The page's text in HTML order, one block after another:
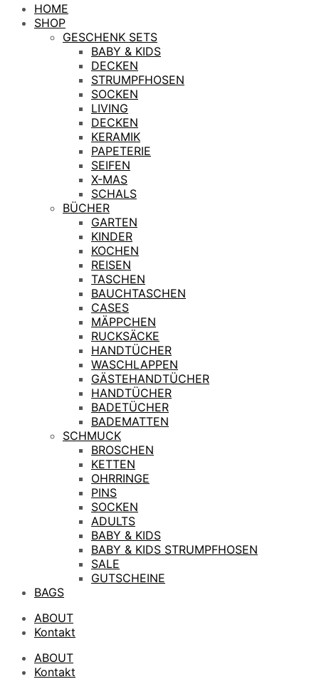
HOME
SHOP
GESCHENK SETS
BABY & KIDS
DECKEN
STRUMPFHOSEN
SOCKEN
LIVING
DECKEN
KERAMIK
PAPETERIE
SEIFEN
X-MAS
SCHALS
BÜCHER
GARTEN
KINDER
KOCHEN
REISEN
TASCHEN
BAUCHTASCHEN
CASES
MÄPPCHEN
RUCKSÄCKE
HANDTÜCHER
WASCHLAPPEN
GÄSTEHANDTÜCHER
HANDTÜCHER
BADETÜCHER
BADEMATTEN
SCHMUCK
BROSCHEN
KETTEN
OHRRINGE
PINS
SOCKEN
ADULTS
BABY & KIDS
BABY & KIDS STRUMPFHOSEN
SALE
GUTSCHEINE
BAGS
ABOUT
Kontakt
ABOUT
Kontakt